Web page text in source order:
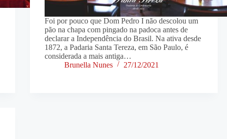
Foi por pouco que Dom Pedro I não descolou um
pão na chapa com pingado na padoca antes de
declarar a Independência do Brasil. Na ativa desde
1872, a Padaria Santa Tereza, em São Paulo, é
considerada a mais antiga…
Brunella Nunes
27/12/2021